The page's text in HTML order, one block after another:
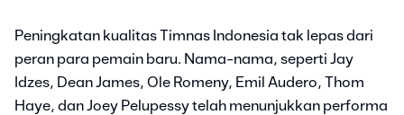
Peningkatan kualitas Timnas Indonesia tak lepas dari
peran para pemain baru. Nama-nama, seperti Jay
Idzes, Dean James, Ole Romeny, Emil Audero, Thom
Haye, dan Joey Pelupessy telah menunjukkan performa